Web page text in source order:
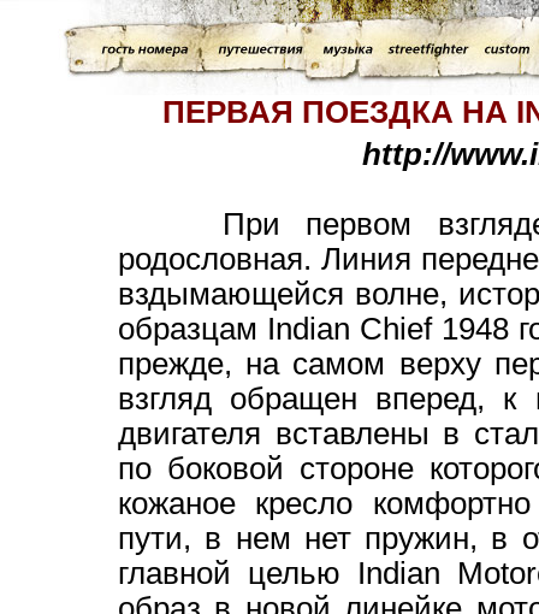
ПЕРВАЯ ПОЕЗДКА НА
http://
При первом взгляде
родословная. Линия
вздымающейся волне,
образцам Indian Chief 1948
прежде, на самом верху
взгляд обращен вперед, к
двигателя вставлены в
по боковой стороне
кожаное кресло
пути, в нем нет пружин, в
главной целью Indian